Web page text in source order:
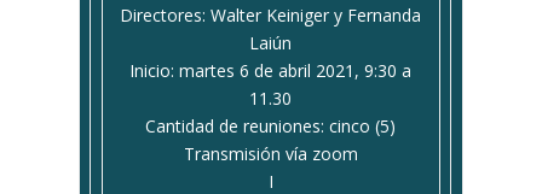
Directores: Walter Keiniger y Fernanda
Laiún
Inicio: martes 6 de abril 2021, 9:30 a
11.30
Cantidad de reuniones: cinco (5)
Transmisión vía zoom
I